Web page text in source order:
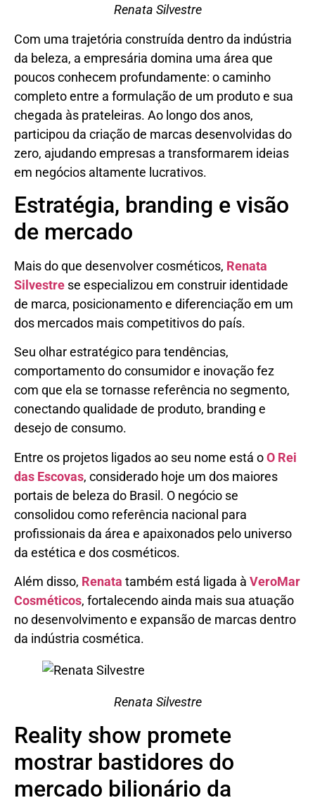
Renata Silvestre
Com uma trajetória construída dentro da indústria
da beleza, a empresária domina uma área que
poucos conhecem profundamente: o caminho
completo entre a formulação de um produto e sua
chegada às prateleiras. Ao longo dos anos,
participou da criação de marcas desenvolvidas do
zero, ajudando empresas a transformarem ideias
em negócios altamente lucrativos.
Estratégia, branding e visão
de mercado
Mais do que desenvolver cosméticos, Renata
Silvestre se especializou em construir identidade
de marca, posicionamento e diferenciação em um
dos mercados mais competitivos do país.
Seu olhar estratégico para tendências,
comportamento do consumidor e inovação fez
com que ela se tornasse referência no segmento,
conectando qualidade de produto, branding e
desejo de consumo.
Entre os projetos ligados ao seu nome está oO Rei
das Escovas, considerado hoje um dos maiores
portais de beleza do Brasil. O negócio se
consolidou como referência nacional para
profissionais da área e apaixonados pelo universo
da estética e dos cosméticos.
Além disso, Renata também está ligada à VeroMar
Cosméticos, fortalecendo ainda mais sua atuação
no desenvolvimento e expansão de marcas dentro
da indústria cosmética.
Renata Silvestre
Reality show promete
mostrar bastidores do
mercado bilionário da